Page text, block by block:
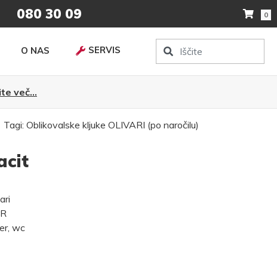
080 30 09 0
O NAS SERVIS
več...
Tagi: Oblikovalske kljuke OLIVARI (po naročilu)
wc